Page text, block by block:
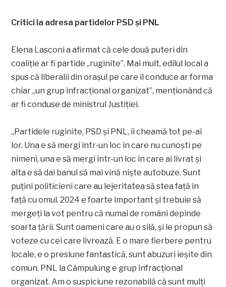
Critici la adresa partidelor PSD și PNL
Elena Lasconi a afirmat că cele două puteri din
coaliție ar fi partide „ruginite”. Mai mult, edilul local a
spus că liberalii din orașul pe care îl conduce ar forma
chiar „un grup infracțional organizat”, menționând că
ar fi conduse de ministrul Justiției.
„Partidele ruginite, PSD și PNL, îi cheamă tot pe-ai
lor. Una e să mergi într-un loc în care nu cunoști pe
nimeni, una e să mergi într-un loc în care ai livrat și
alta e să dai banul să mai vină niște autobuze. Sunt
puțini politicieni care au lejeritatea să stea față în
față cu omul. 2024 e foarte important și trebuie să
mergeți la vot pentru că numai de români depinde
soarta țării. Sunt oameni care au o silă, și le propun să
voteze cu cei care livrează. E o mare fierbere pentru
locale, e o presiune fantastică, sunt abuzuri ieșite din
comun. PNL la Câmpulung e grup infracțional
organizat. Am o suspiciune rezonabilă că sunt mulți